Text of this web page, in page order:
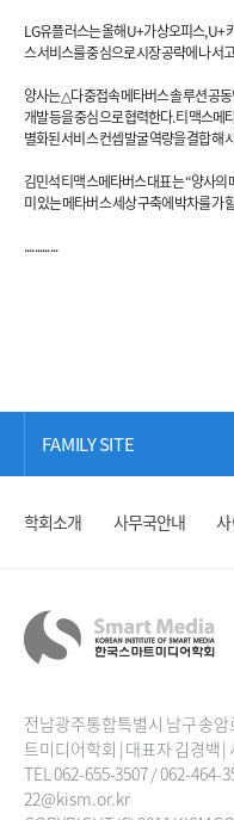
LG유플러스는 올해 U+가상오피스, U+
스 서비스를 중심으로 시장 공략에 나서
양사는 △다중접속 메타버스 솔루션 공
개발 등을 중심으로 협력한다. 티맥스메
별화된 서비스 컨셉 발굴 역량을 결합해
김민석 티맥스메타버스 대표는 “양사의
미 있는 메타버스 세상 구축에 박차를 가
.............
학회소개 사무국안내
전남광주통합특별시 남구 송
트미디어학회 | 대표자 김경백
TEL 062-655-3507 / 062-464-
22@kism.or.kr